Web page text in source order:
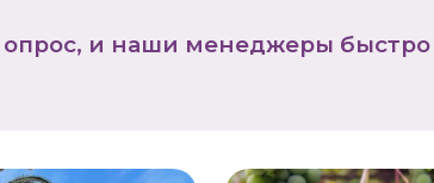
и наши менеджеры быстро